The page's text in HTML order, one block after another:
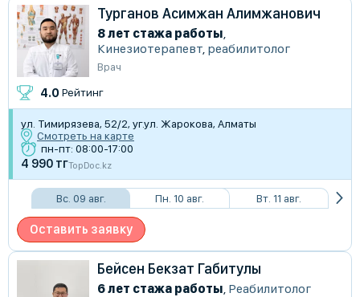
Турганов Асимжан Алимжанович
8 лет стажа работы
Кинезиотерапевт реабилитолог
Врач
4.0 Рейтинг
​ул. Тимирязева, 52/2, уг.ул. Жарокова, Алматы
Смотреть на карте
пн-пт: 08:00-17:00
4 990 тгTopDoc.kz
Вс. 09 авг. Пн. 10 авг. Вт. 11 авг.
Оставить заявку
Бейсен Бекзат Габитулы
6 лет стажа работы Реабилитолог